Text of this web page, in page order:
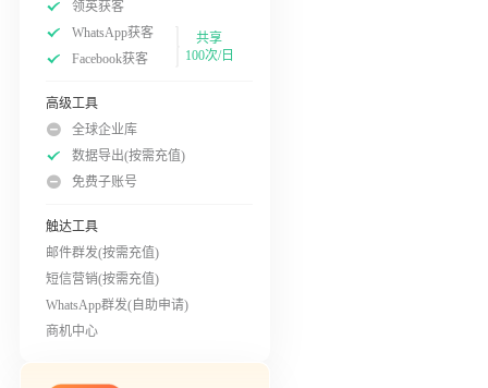
领英获客
WhatsApp获客
Facebook获客
共享
100次/日
高级工具
全球企业库
数据导出(按需充值)
免费子账号
触达工具
邮件群发(按需充值)
短信营销(按需充值)
WhatsApp群发(自助申请)
商机中心